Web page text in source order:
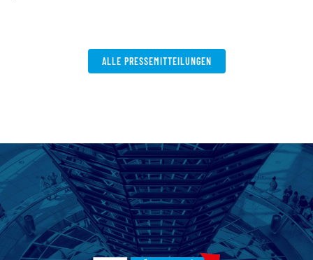
ALLE PRESSEMITTEILUNGEN